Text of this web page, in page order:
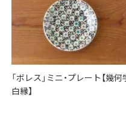
「ボレス」ミニ・プレート【幾何
白縁】